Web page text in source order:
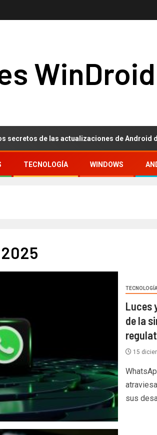
WinDroid
las actualizaciones de Android de mayo
TECNOLOGÍA WINDOWS
TECNOLOGÍA
Luces
de la
15
sus